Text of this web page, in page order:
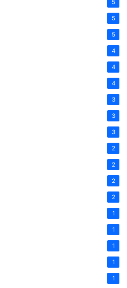
5
5
5
4
4
4
3
3
3
2
2
2
2
1
1
1
1
1